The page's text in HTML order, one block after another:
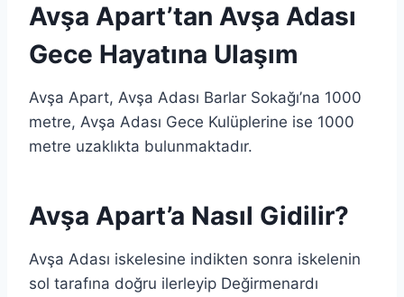
Avşa Apart’tan Avşa Adası
Gece Hayatına Ulaşım
Avşa Apart, Avşa Adası Barlar Sokağı’na 1000
metre, Avşa Adası Gece Kulüplerine ise 1000
metre uzaklıkta bulunmaktadır.
Avşa Apart’a Nasıl Gidilir?
Avşa Adası iskelesine indikten sonra iskelenin
sol tarafına doğru ilerleyip Değirmenardı